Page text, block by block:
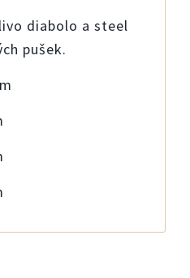
diabolo a steel
pušek.